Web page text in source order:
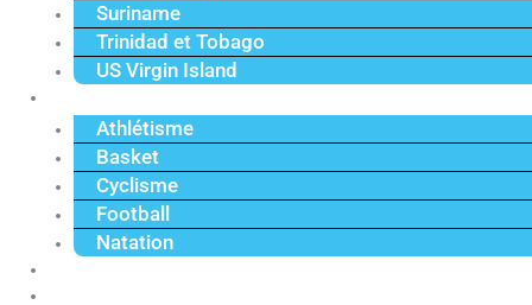
Suriname
Trinidad et Tobago
US Virgin Island
Athlétisme
Basket
Cyclisme
Football
Natation